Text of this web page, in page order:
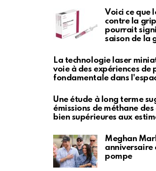
Voici ce que
contre la
pourrait
saison de la
La technologie laser
voie à des expériences de
fondamentale dans
Une étude à long terme
émissions de méthane
bien supérieures aux
Meghan
anniversaire
pompe